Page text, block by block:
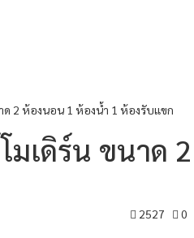
ด 2 ห้องนอน 1 ห้องน้ำ 1 ห้องรับแขก
เดิร์น ขนาด
2527
0